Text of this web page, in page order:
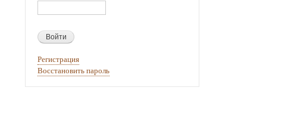
Регистрация
Восстановить пароль